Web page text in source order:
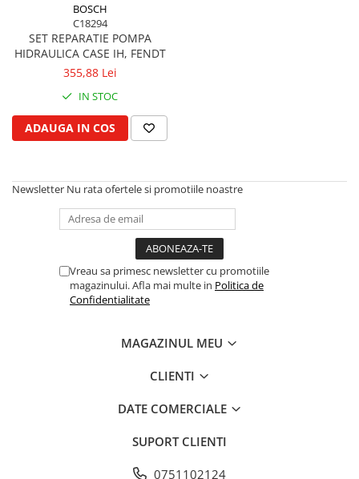
Ghidaj pentru supapa
Pene si garnituri pentru supape
Distributie
Ax cu came si inel, garnituri,
obturator
Evacuare si admisie
Capac toba esapament
Cot si suport esapament
Garnitura colector esapament
Admisia aerului
Turbosuflanta
Flexibil evacuare
Garnitura baie de ulei
Garnitura culbutori capac camera
Garnitura chiulasa motor
Hesston
Disc romanesc
Huard
Kuhn, Huard
Lemken
Supertino
BOSCH
C18294
SET REPARATIE POMPA
HIDRAULICA CASE IH, FENDT
355,88 Lei
IN STOC
ADAUGA IN COS
Newsletter Nu rata ofertele si promotiile noastre
Vreau sa primesc newsletter cu promotiile
magazinului. Afla mai multe in Politica de
Confidentialitate
MAGAZINUL MEU
CLIENTI
DATE COMERCIALE
SUPORT CLIENTI
0751102124